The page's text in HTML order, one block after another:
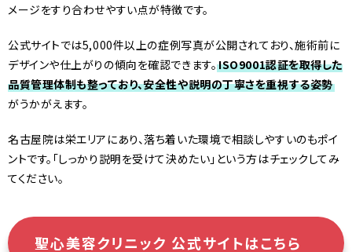
メージをすり合わせやすい点が特徴です。
公式サイトでは5,000件以上の症例写真が公開されており、施術前に
デザインや仕上がりの傾向を確認できます。ISO9001認証を取得した
品質管理体制も整っており、安全性や説明の丁寧さを重視する姿勢
がうかがえます。
名古屋院は栄エリアにあり、落ち着いた環境で相談しやすいのもポイ
ントです。「しっかり説明を受けて決めたい」という方はチェックしてみ
てください。
聖心美容クリニック 公式サイトはこちら